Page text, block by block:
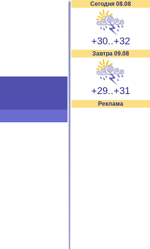
Сегодня 08.08
+30..+32
Завтра 09.08
+29..+31
Реклама